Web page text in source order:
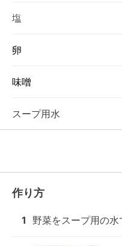
塩
卵
味噌
スープ用水
作り方
1 野菜をスープ用の水